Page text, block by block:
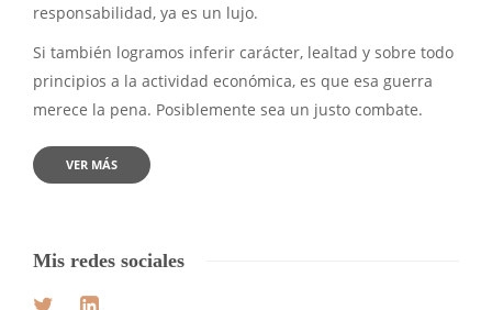
responsabilidad, ya es un lujo.
Si también logramos inferir carácter, lealtad y sobre todo
principios a la actividad económica, es que esa guerra
merece la pena. Posiblemente sea un justo combate.
VER MÁS
Mis redes sociales